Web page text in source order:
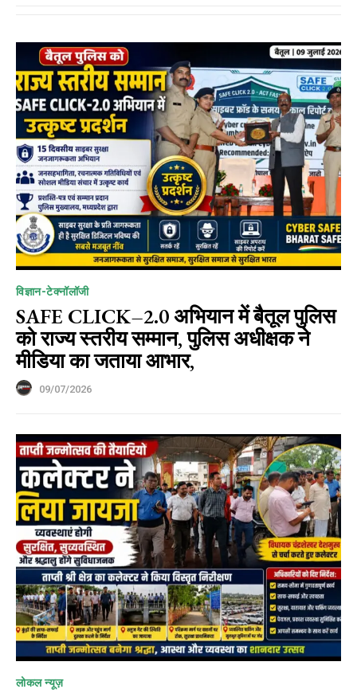
विज्ञान-टेक्नॉलॉजी
SAFE CLICK–2.0 अभियान में बैतूल पुलिस
को राज्य स्तरीय सम्मान, पुलिस अधीक्षक ने
मीडिया का जताया आभार,
09/07/2026
लोकल न्यूज़